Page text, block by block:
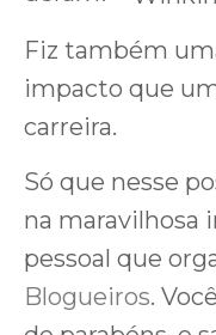
Fiz também
impacto que
carreira.
Só que nesse
na maravilhosa
pessoal que
Blogueiros.